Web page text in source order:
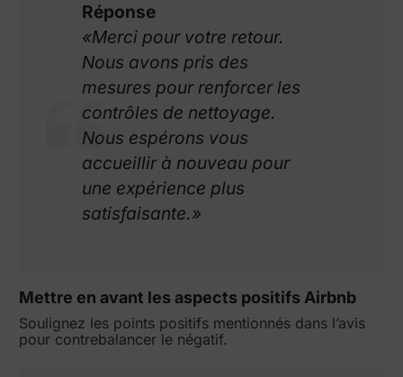
Réponse
«Merci pour votre retour.
Nous avons pris des
mesures pour renforcer les
contrôles de nettoyage.
Nous espérons vous
accueillir à nouveau pour
une expérience plus
satisfaisante.»
Mettre en avant les aspects positifs Airbnb
Soulignez les points positifs mentionnés dans l’avis
pour contrebalancer le négatif.